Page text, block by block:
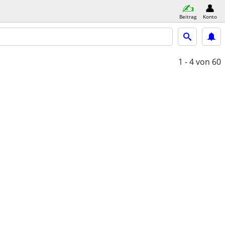
Beitrag Konto
1 - 4von 60